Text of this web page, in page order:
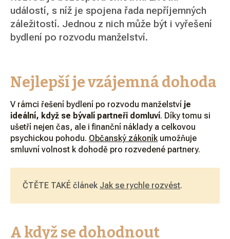
událostí, s níž je spojena řada nepříjemných
záležitostí. Jednou z nich může být i vyřešení
bydlení po rozvodu manželství.
Nejlepší je vzájemná dohoda
V rámci řešení bydlení po rozvodu manželství je
ideální, když se bývalí partneři domluví. Díky tomu si
ušetří nejen čas, ale i finanční náklady a celkovou
psychickou pohodu. Občanský zákoník umožňuje
smluvní volnost k dohodě pro rozvedené partnery.
ČTĚTE TAKÉ článek Jak se rychle rozvést.
A když se dohodnout